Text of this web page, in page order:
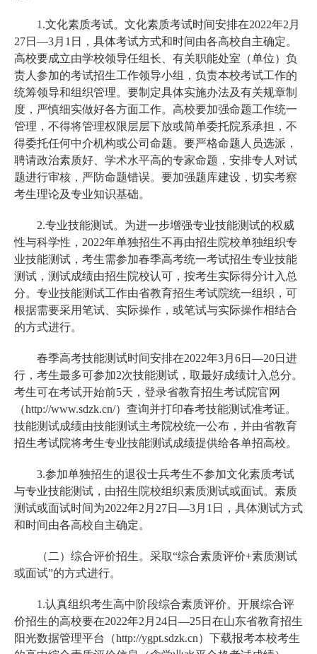
1.文化素质考试。文化素质考试时间安排在2022年2月
27日—3月1日，具体考试方式和时间由各高校自主确定。
高校要成立由学校领导任组长、有关职能处室（单位）负
责人参加的考试招生工作领导小组，负责本校考试工作的
统筹领导和组织管理。要制定具体实施办法及有关规章制
度，严慎细实做好各方面工作。高校要加强命题工作统一
管理，不得将管理权限层层下放或简单委托院系承担，不
得委托任何中介机构或公司命题。要严格命题人员选派，
聘请政治素质好、学术水平高的专家命题，安排专人对试
题进行审核，严防命题错误。要加强题库建设，切实考察
考生理论及专业知识基础。
2.专业技能测试。为进一步增强专业技能测试的权威
性与科学性，2022年单独招生不再由招生院校单独组织专
业技能测试，考生需参加春季高考统一考试招生专业技能
测试，测试成绩由招生院校认可，按考生实际得分计入总
分。专业技能测试工作由省教育招生考试院统一组织，可
根据需要采用笔试、实际操作，或笔试与实际操作相结合
的方式进行。
春季高考技能测试时间安排在2022年3月6日—20日进
行，考生最多可参加2次技能测试，取最好成绩计入总分。
考生可在考试开始前5天，登录省教育招生考试院官网
（http://www.sdzk.cn/）查询并打印春考技能测试准考证。
技能测试成绩由技能测试主考院校统一公布，并由省教育
招生考试院将考生专业技能测试成绩提供给各单招高校。
3.参加单独招生的退役士兵考生不参加文化素质考试
与专业技能测试，由招生院校组织素质测试或面试。素质
测试或面试时间为2022年2月27日—3月1日，具体测试方式
和时间由各高校自主确定。
（二）综合评价招生。采取“综合素质评价+素质测试
或面试”的方式进行。
1.认真组织考生高中阶段综合素质评价。开展综合评
价招生的高校要在2022年2月24日—25日在山东省教育招生
阳光数据管理平台（http://ygpt.sdzk.cn）下载报考本校考生